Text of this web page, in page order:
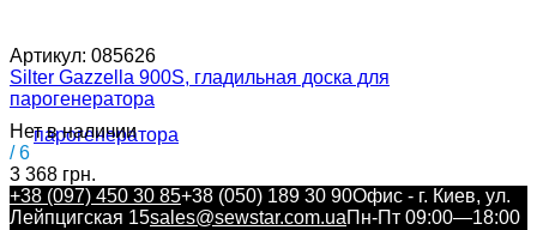
Артикул: 085626
Silter Gazzella 900S, гладильная доска для
парогенератора
Нет в наличии
/ 6
3 368 грн.
+38 (097) 450 30 85+38 (050) 189 30 90Офис - г. Киев, ул.
Лейпцигская 15sales@sewstar.com.uaПн-Пт 09:00—18:00